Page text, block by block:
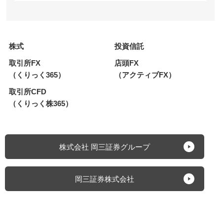
株式
投資信託
取引所FX
（くりっく365）
店頭FX
（アクティブFX）
取引所CFD
（くりっく株365）
株式会社 岡三証券グループ
岡三証券株式会社